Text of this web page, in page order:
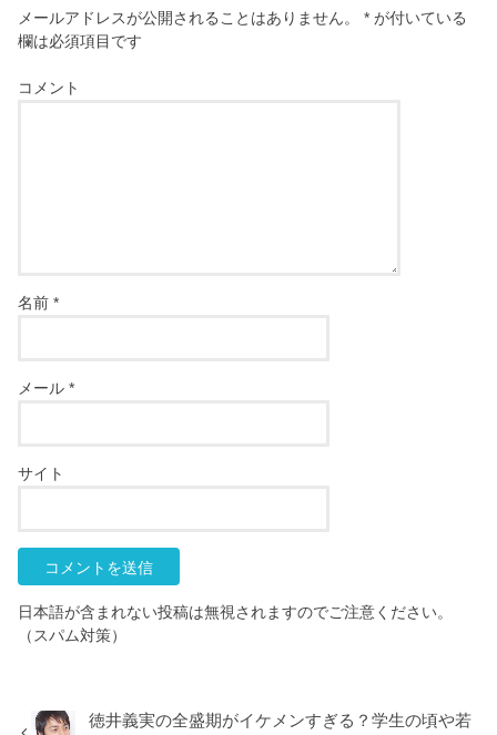
メールアドレスが公開されることはありません。 * が付いている
欄は必須項目です
コメント
名前*
メール*
サイト
日本語が含まれない投稿は無視されますのでご注意ください。
（スパム対策）
徳井義実の全盛期がイケメンすぎる？学生の頃や若